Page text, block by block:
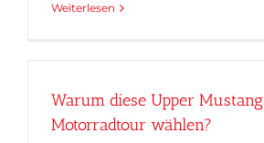
Weiterlesen
Warum diese Upper Mustang
Motorradtour wählen?